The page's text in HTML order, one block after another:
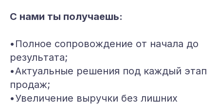
С нами ты получаешь:
•Полное сопровождение от начала до
результата;
•Актуальные решения под каждый этап
продаж;
•Увеличение выручки без лишних